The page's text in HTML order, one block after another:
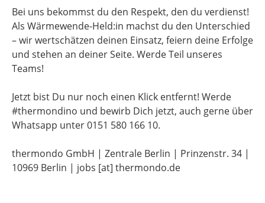
Bei uns bekommst du den Respekt, den du verdienst!
Als Wärmewende-Held:in machst du den Unterschied
– wir wertschätzen deinen Einsatz, feiern deine Erfolge
und stehen an deiner Seite. Werde Teil unseres
Teams!
Jetzt bist Du nur noch einen Klick entfernt! Werde
#thermondino und bewirb Dich jetzt, auch gerne über
Whatsapp unter 0151 580 166 10.
thermondo GmbH | Zentrale Berlin | Prinzenstr. 34 |
10969 Berlin | jobs [at] thermondo.de